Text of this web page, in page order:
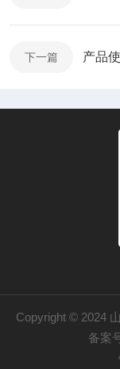
下一篇 产品
Copyright © 2024
备案